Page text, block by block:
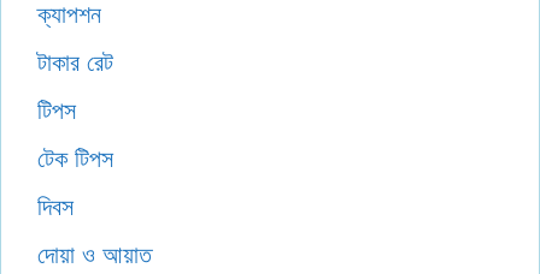
ক্যাপশন
টাকার রেট
টিপস
টেক টিপস
দিবস
দোয়া ও আয়াত